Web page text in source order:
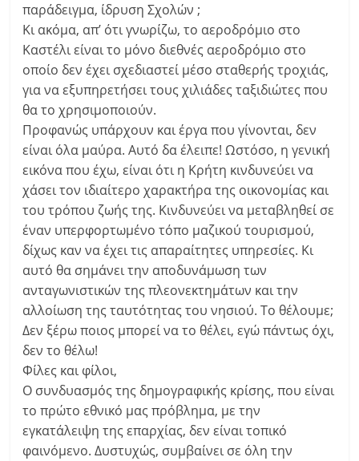
παράδειγμα, ίδρυση Σχολών ;
Κι ακόμα, απ’ ότι γνωρίζω, το αεροδρόμιο στο
Καστέλι είναι το μόνο διεθνές αεροδρόμιο στο
οποίο δεν έχει σχεδιαστεί μέσο σταθερής τροχιάς,
για να εξυπηρετήσει τους χιλιάδες ταξιδιώτες που
θα το χρησιμοποιούν.
Προφανώς υπάρχουν και έργα που γίνονται, δεν
είναι όλα μαύρα. Αυτό δα έλειπε! Ωστόσο, η γενική
εικόνα που έχω, είναι ότι η Κρήτη κινδυνεύει να
χάσει τον ιδιαίτερο χαρακτήρα της οικονομίας και
του τρόπου ζωής της. Κινδυνεύει να μεταβληθεί σε
έναν υπερφορτωμένο τόπο μαζικού τουρισμού,
δίχως καν να έχει τις απαραίτητες υπηρεσίες. Κι
αυτό θα σημάνει την αποδυνάμωση των
ανταγωνιστικών της πλεονεκτημάτων και την
αλλοίωση της ταυτότητας του νησιού. Το θέλουμε;
Δεν ξέρω ποιος μπορεί να το θέλει, εγώ πάντως όχι,
δεν το θέλω!
Φίλες και φίλοι,
Ο συνδυασμός της δημογραφικής κρίσης, που είναι
το πρώτο εθνικό μας πρόβλημα, με την
εγκατάλειψη της επαρχίας, δεν είναι τοπικό
φαινόμενο. Δυστυχώς, συμβαίνει σε όλη την